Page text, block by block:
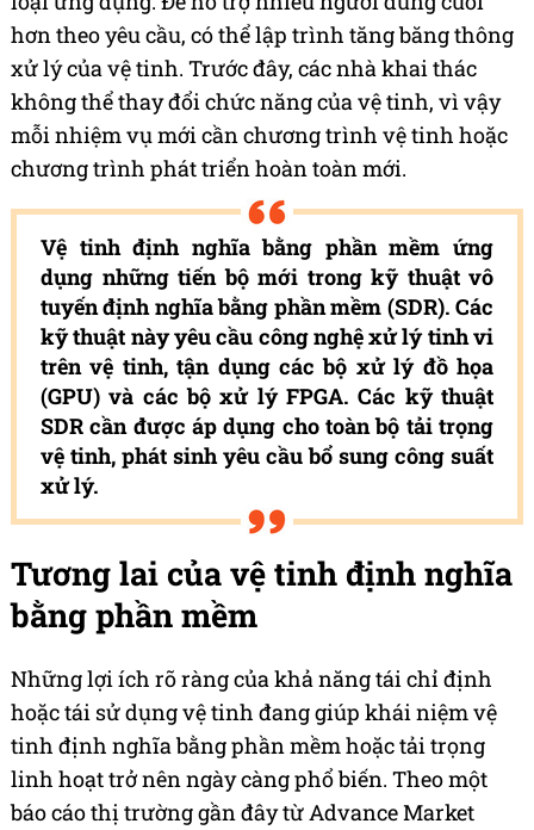
hơn theo yêu cầu, có thể lập trình tăng băng thông
xử lý của vệ tinh. Trước đây, các nhà khai thác
không thể thay đổi chức năng của vệ tinh, vì vậy
mỗi nhiệm vụ mới cần chương trình vệ tinh hoặc
chương trình phát triển hoàn toàn mới.
Vệ tinh định nghĩa bằng phần mềm ứng
dụng những tiến bộ mới trong kỹ thuật vô
tuyến định nghĩa bằng phần mềm (SDR). Các
kỹ thuật này yêu cầu công nghệ xử lý tinh vi
trên vệ tinh, tận dụng các bộ xử lý đồ họa
(GPU) và các bộ xử lý FPGA. Các kỹ thuật
SDR cần được áp dụng cho toàn bộ tải trọng
vệ tinh, phát sinh yêu cầu bổ sung công suất
xử lý.
Tương lai của vệ tinh định nghĩa
bằng phần mềm
Những lợi ích rõ ràng của khả năng tái chỉ định
hoặc tái sử dụng vệ tinh đang giúp khái niệm vệ
tinh định nghĩa bằng phần mềm hoặc tải trọng
linh hoạt trở nên ngày càng phổ biến. Theo một
báo cáo thị trường gần đây từ Advance Market